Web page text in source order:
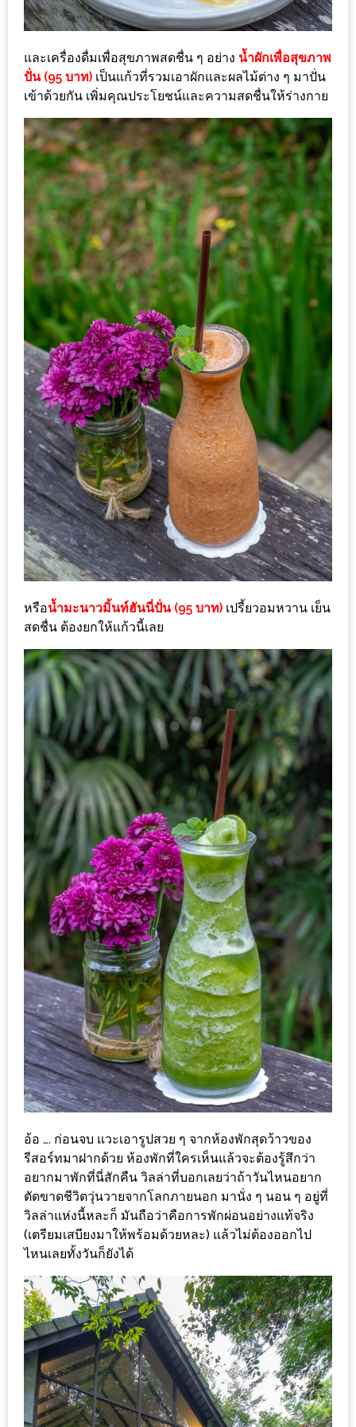
ะ
เด็ด
ที่
(THE
UP,
RAMA
3)
อาหาร
โดน
ใจ
ภาพ
ใส
ปิ๊
งด้วย
HUAWEI
G7
PLUS
สมา
ร์ท
โฟน
ที่
เอาใจ
ขา
โดย
เฉพาะ
อิ่ม
ไม่
อั้น
กิน
ไม่
ยั้ง
หมู
กระทะ
ทะเล
เผา
เชียงใหม่
งบ
ไม่
บาน
ปลาย
ไม่
เกิน
300
บาท
เกี่ยว
กับ
เว็บ
น้า
อ้วน
ชวน
เจ้าของ
ร้าน
แนะนำ
ร้าน
เพื่อน
และเครื่องดื่มเพื่อสุขภาพสดชื่น ๆ อย่าง น้ำผักเพื่อสุขภาพ
ปั่น (95 บาท) เป็นแก้วที่รวมเอาผักและผลไม้ต่าง ๆ มาปั่น
เข้าด้วยกัน เพิ่มคุณประโยชน์และความสดชื่นให้ร่างกาย
หรือน้ำมะนาวมิ้นท์ฮันนี่ปั่น (95 บาท) เปรี้ยวอมหวาน เย็น
สดชื่น ต้องยกให้แก้วนี้เลย
อ้อ ….​ ก่อนจบ แวะเอารูปสวย ๆ จากห้องพักสุดว้าวของ
รีสอร์ทมาฝากด้วย ห้องพักที่ใครเห็นแล้วจะต้องรู้สึกว่า
อยากมาพักที่นี่สักคืน วิลล่าที่บอกเลยว่าถ้าวันไหนอยาก
ตัดขาดชีวิตวุ่นวายจากโลกภายนอก มานั่ง ๆ นอน ๆ อยู่ที่
วิลล่าแห่งนี้หละก็ มันถือว่าคือการพักผ่อนอย่างแท้จริง
(เตรียมเสบียงมาให้พร้อมด้วยหละ) แล้วไม่ต้องออกไป
ไหนเลยทั้งวันก็ยังได้